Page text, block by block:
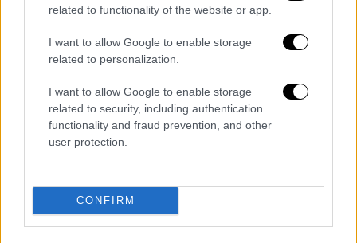
related to functionality of the website or app.
I want to allow Google to enable storage
related to personalization.
I want to allow Google to enable storage
related to security, including authentication
functionality and fraud prevention, and other
user protection.
CONFIRM
Πολιτική|18.07.2024 06:15